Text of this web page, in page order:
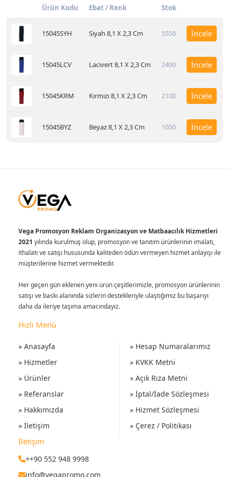
Ürün Kodu Ebat / Renk Stok
15045SYH Siyah 8,1 X 2,3 Cm 5550 İncele
15045LCV Lacivert 8,1 X 2,3 Cm 2400 İncele
15045KRM Kırmızı 8,1 X 2,3 Cm 2100 İncele
15045BYZ Beyaz 8,1 X 2,3 Cm 1050 İncele
Vega Promosyon Reklam Organizasyon ve Matbaacılık Hizmetleri
2021 yılında kurulmuş olup, promosyon ve tanıtım ürünlerinin imalatı,
ithalatı ve satışı hususunda kaliteden ödün vermeyen hizmet anlayışı ile
müşterilerine hizmet vermektedir.
Her geçen gün eklenen yeni ürün çeşitlerimizle, promosyon ürünlerinin
satışı ve baskı alanında sizlerin destekleriyle ulaştığımız bu başarıyı
daha da ileriye taşıma amacındayız.
Hızlı Menü
» Anasayfa
» Hizmetler
» Ürünler
» Referanslar
» Hakkımızda
» İletişim
» Hesap Numaralarımız
» KVKK Metni
» Açık Rıza Metni
» İptal/İade Sözleşmesi
» Hizmet Sözleşmesi
» Çerez / Politikası
İletişim
++90 552 948 9998
info@vegapromo.com